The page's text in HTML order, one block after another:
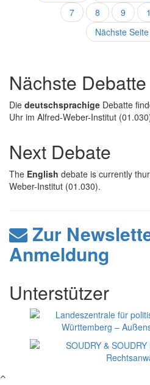
Seite
Seite
Seite
7
Aktuelle
Seite
8 Seite
9
Nächste
Seite
Nächste Seite
Nächste Debatte
Die deutschsprachige Debatte
Uhr im Alfred-Weber-Institut
Next Debate
The English debate is currently
Weber-Institut (01.030).
Zur
Anmeldung
Unterstützer